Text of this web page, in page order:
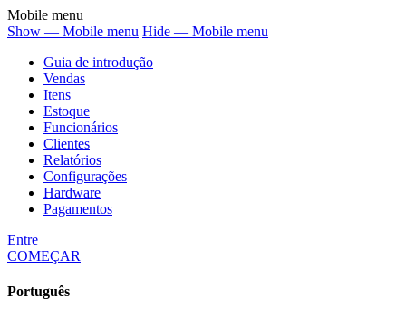
Mobile menu
Show — Mobile menu Hide — Mobile menu
Guia de introdução
Vendas
Itens
Estoque
Funcionários
Clientes
Relatórios
Configurações
Hardware
Pagamentos
Entre
COMEÇAR
Português